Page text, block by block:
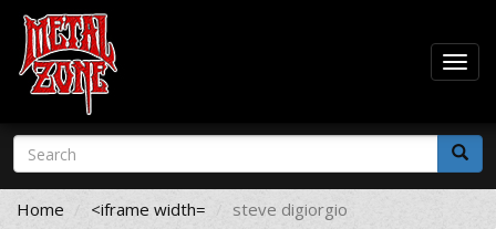
Skip
main
content
Search
form
Search
Home <iframe width= steve digiorgio